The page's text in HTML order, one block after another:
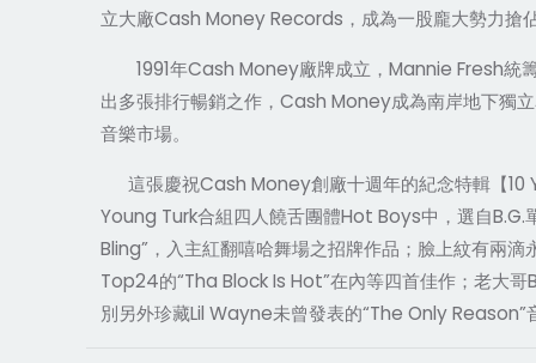
立大廠Cash Money Records，成為一股龐大勢力搶
1991年Cash Money廠牌成立，Mannie Fresh統
出多張排行暢銷之作，Cash Money成為南岸地下獨
音樂市場。
這張慶祝Cash Money創廠十週年的紀念特輯【10
Young Turk合組四人饒舌團體Hot Boys中，選自
Bling”，入主紅翻嘻哈舞場之招牌作品；臉上紋有兩
Top24的“Tha Block Is Hot”在內等四首佳作；老大
別另外珍藏Lil Wayne未曾發表的“The Only